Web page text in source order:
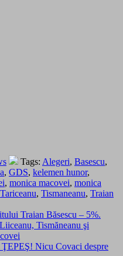
Tags: Alegeri, Basescu,
, GDS, kelemen hunor,
, monica macovei, monica
Tariceanu, Tismaneanu, Traian
Traian Băsescu – 5%.
Tismăneanu şi
Nicu Covaci despre